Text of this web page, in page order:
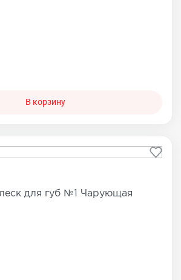
В корзину
для губ №1 Чарующая